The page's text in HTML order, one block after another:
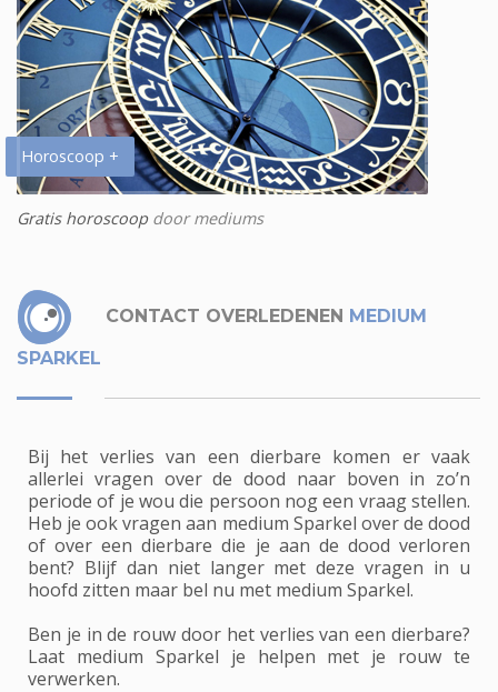
Horoscoop +
Gratis horoscoopdoor mediums
CONTACT OVERLEDENEN MEDIUM
SPARKEL
Bij het verlies van een dierbare komen er vaak
allerlei vragen over de dood naar boven in zo’n
periode of je wou die persoon nog een vraag stellen.
Heb je ook vragen aan medium Sparkel over de dood
of over een dierbare die je aan de dood verloren
bent? Blijf dan niet langer met deze vragen in u
hoofd zitten maar bel nu met medium Sparkel.
Ben je in de rouw door het verlies van een dierbare?
Laat medium Sparkel je helpen met je rouw te
verwerken.